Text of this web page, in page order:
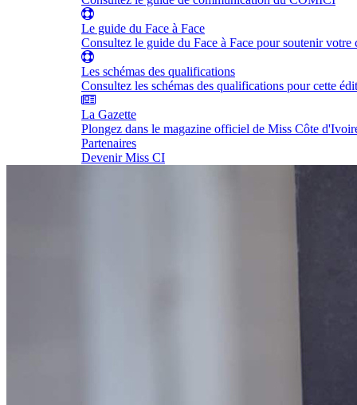
Le guide du Face à Face
Consultez le guide du Face à Face pour soutenir votre
Les schémas des qualifications
Consultez les schémas des qualifications pour cette
La Gazette
Plongez dans le magazine officiel de Miss Côte
Partenaires
Devenir Miss CI